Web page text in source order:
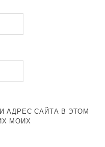
АДРЕС САЙТА В ЭТОМ
МОИХ